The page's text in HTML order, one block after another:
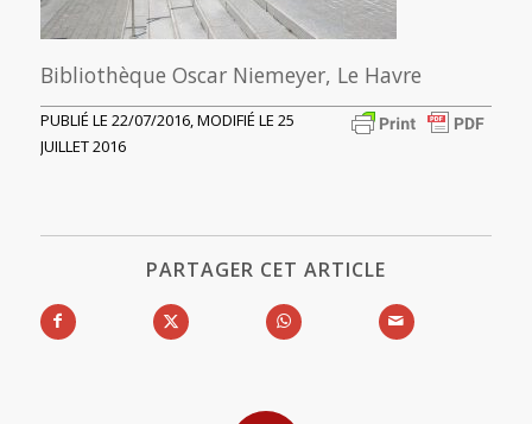
Bibliothèque Oscar Niemeyer, Le Havre
PUBLIÉ LE 22/07/2016, MODIFIÉ LE 25
JUILLET 2016
PARTAGER CET ARTICLE